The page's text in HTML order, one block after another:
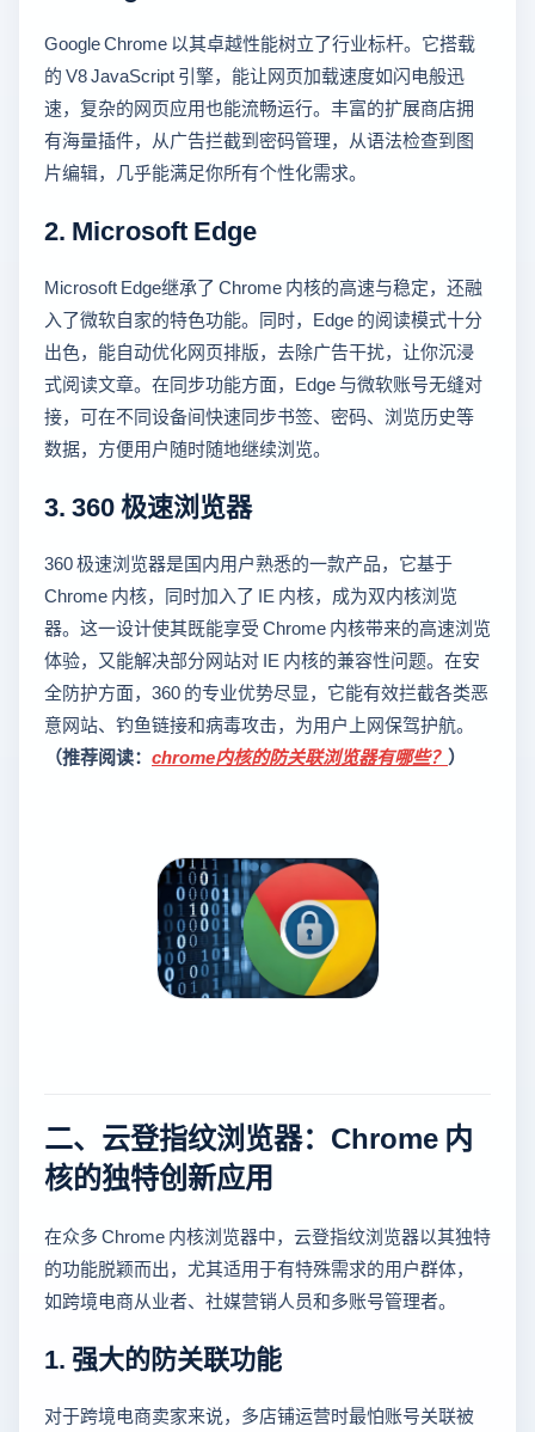
Google Chrome 以其卓越性能树立了行业标杆。它搭载
的 V8 JavaScript 引擎，能让网页加载速度如闪电般迅
速，复杂的网页应用也能流畅运行。丰富的扩展商店拥
有海量插件，从广告拦截到密码管理，从语法检查到图
片编辑，几乎能满足你所有个性化需求。
2. Microsoft Edge
Microsoft Edge继承了 Chrome 内核的高速与稳定，还融
入了微软自家的特色功能。同时，Edge 的阅读模式十分
出色，能自动优化网页排版，去除广告干扰，让你沉浸
式阅读文章。在同步功能方面，Edge 与微软账号无缝对
接，可在不同设备间快速同步书签、密码、浏览历史等
数据，方便用户随时随地继续浏览。
3. 360 极速浏览器
360 极速浏览器是国内用户熟悉的一款产品，它基于
Chrome 内核，同时加入了 IE 内核，成为双内核浏览
器。这一设计使其既能享受 Chrome 内核带来的高速浏览
体验，又能解决部分网站对 IE 内核的兼容性问题。在安
全防护方面，360 的专业优势尽显，它能有效拦截各类恶
意网站、钓鱼链接和病毒攻击，为用户上网保驾护航。
（推荐阅读： chrome内核的防关联浏览器有哪些？ ）
二、云登指纹浏览器：Chrome 内
核的独特创新应用
在众多 Chrome 内核浏览器中，云登指纹浏览器以其独特
的功能脱颖而出，尤其适用于有特殊需求的用户群体，
如跨境电商从业者、社媒营销人员和多账号管理者。
1. 强大的防关联功能
对于跨境电商卖家来说，多店铺运营时最怕账号关联被